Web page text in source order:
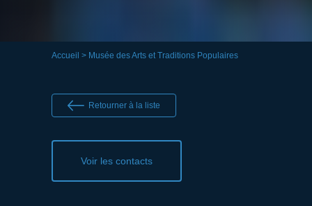
Accueil > Musée des Arts et Traditions Populaires
Retourner à la liste
Voir les contacts